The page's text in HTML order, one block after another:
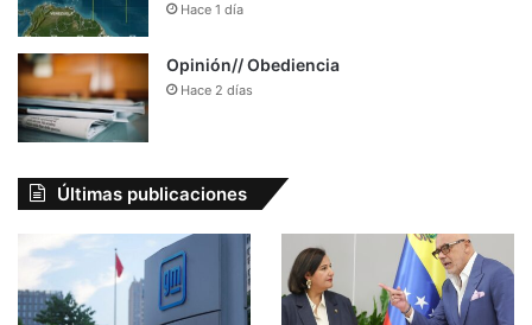
Hace 1 día
Opinión// Obediencia
Hace 2 días
Últimas publicaciones